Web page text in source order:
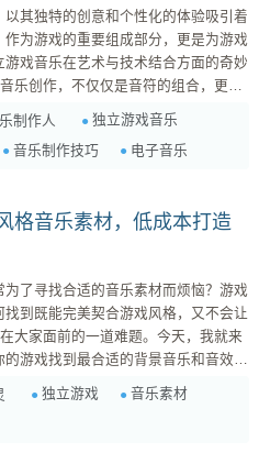
其独特的创意和个性化的体验吸引着
为游戏的重要组成部分，更是为游戏
戏音乐在艺术与技术结合方面的奇妙
音乐表达游戏的情感和氛围，而技术
乐风
民谣，艺术家们可以根据游戏的主题
制作人
独立游戏音乐
音乐制作技巧 电子音乐
格音乐素材，低成本打造
了寻找合适的音乐素材而烦恼？游戏
到既能完美契合游戏风格，又不会让
大家面前的一道难题。今天，我就来
游戏找到最合适的背景音乐和音效，
独立游戏
音乐素材